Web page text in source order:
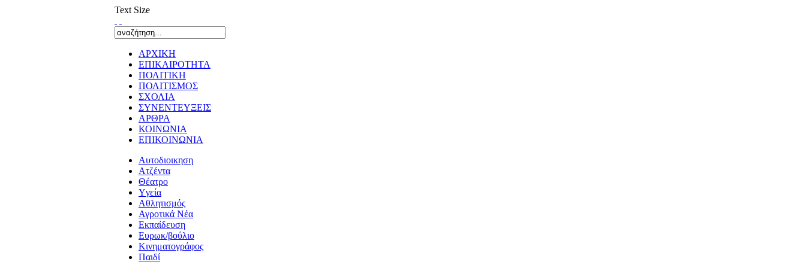
Text Size
ΑΡΧΙΚΗ
ΕΠΙΚΑΙΡΟΤΗΤΑ
ΠΟΛΙΤΙΚΗ
ΠΟΛΙΤΙΣΜΟΣ
ΣΧΟΛΙΑ
ΣΥΝΕΝΤΕΥΞΕΙΣ
ΑΡΘΡΑ
ΚΟΙΝΩΝΙΑ
ΕΠΙΚΟΙΝΩΝΙΑ
Αυτοδιοικηση
Ατζέντα
Θέατρο
Yγεία
Αθλητισμός
Αγροτικά Νέα
Εκπαίδευση
Ευρωκ/βούλιο
Κινηματογράφος
Παιδί